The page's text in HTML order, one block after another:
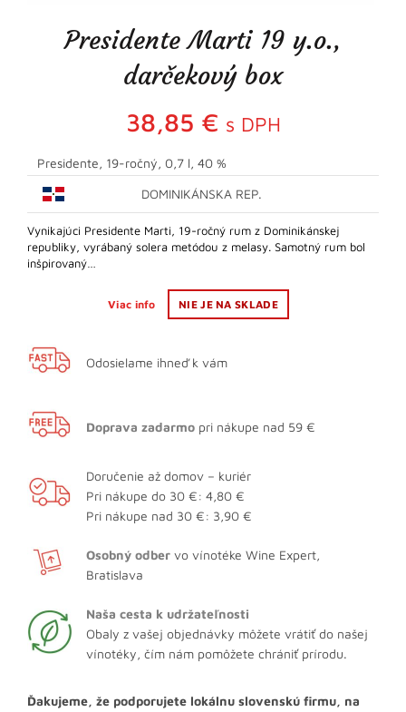
Presidente Marti 19 y.o.,
darčekový box
38,85 € s DPH
Presidente, 19-ročný, 0,7 l, 40 %
DOMINIKÁNSKA REP.
Vynikajúci Presidente Marti, 19-ročný rum z Dominikánskej
republiky, vyrábaný solera metódou z melasy. Samotný rum bol
inšpirovaný…
Viac info NIE JE NA SKLADE
Odosielame ihneď k vám
Doprava zadarmo pri nákupe nad 59 €
Doručenie až domov – kuriér
Pri nákupe do 30 €: 4,80 €
Pri nákupe nad 30 €: 3,90 €
Osobný odber vo vínotéke Wine Expert,
Bratislava
Naša cesta k udržateľnosti
Obaly z vašej objednávky môžete vrátiť do našej
vínotéky, čím nám pomôžete chrániť prírodu.
Ďakujeme, že podporujete lokálnu slovenskú firmu, na